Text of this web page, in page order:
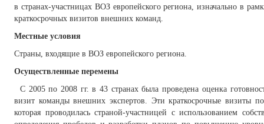
в странах-участницах ВОЗ европейского региона, изначально в
краткосрочных визитов внешних команд.
Местные условия
Страны, входящие в ВОЗ европейского региона.
Осуществленные перемены
С 2005 по 2008 гг. в 43 странах была проведена оценка
визит команды внешних экспертов. Эти краткосрочные визиты
которая проводилась страной-участницей с использованием